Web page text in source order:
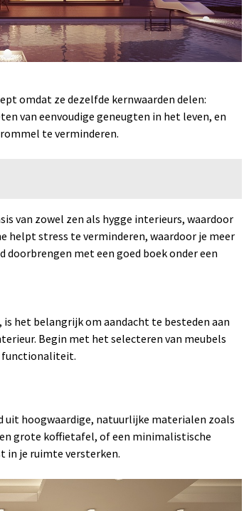
omdat ze dezelfde kernwaarden delen:
van eenvoudige geneugten in het leven, en
te verminderen.
van zowel zen als hygge interieurs, waardoor
helpt stress te verminderen, waardoor je meer
met een goed boek onder een
het belangrijk om aandacht te besteden aan
Begin met het selecteren van meubels
functionaliteit.
uit hoogwaardige, natuurlijke materialen zoals
grote koffietafel, of een minimalistische
in je ruimte versterken.